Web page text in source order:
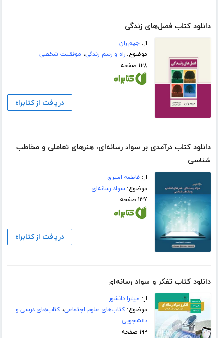
دانلود کتاب فصل‌های زندگی
از:جیم ران
موضوع:راه و رسم زندگی، موفقیت شخصی
۱۲۸ صفحه
دریافت از کتابراه
دانلود کتاب درآمدی بر سواد رسانه‌ای، هنرهای تعاملی و مخاطب
شناسی
از:فاطمه امیری
موضوع:سواد رسانه‌ای
۱۳۷ صفحه
دریافت از کتابراه
دانلود کتاب تفکر و سواد رسانه‌ای
از: میترا دانشور
موضوع:کتاب‌های علوم اجتماعی،کتاب‌های درسی و
دانشجویی
۱۹۲ صفحه